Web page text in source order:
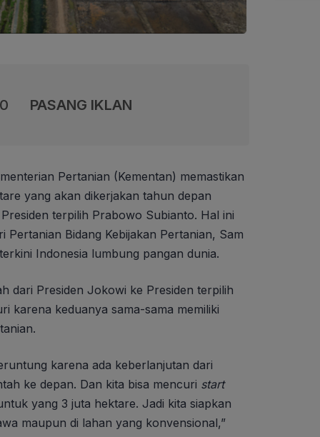
PASANG IKLAN
Pertanian (Kementan) memastikan
yang akan dikerjakan tahun depan
terpilih Prabowo Subianto. Hal ini
Pertanian Bidang Kebijakan Pertanian, Sam
Indonesia lumbung pangan dunia.
dari Presiden Jokowi ke Presiden terpilih
karena keduanya sama-sama memiliki
karena ada keberlanjutan dari
ke depan. Dan kita bisa mencuri start
yang 3 juta hektare. Jadi kita siapkan
maupun di lahan yang konvensional,”